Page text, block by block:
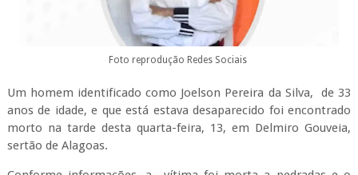
Foto reprodução Redes Sociais
Um homem identificado como Joelson Pereira da Silva, de 33
anos de idade, e que está estava desaparecido foi encontrado
morto na tarde desta quarta-feira, 13, em Delmiro Gouveia,
sertão de Alagoas.